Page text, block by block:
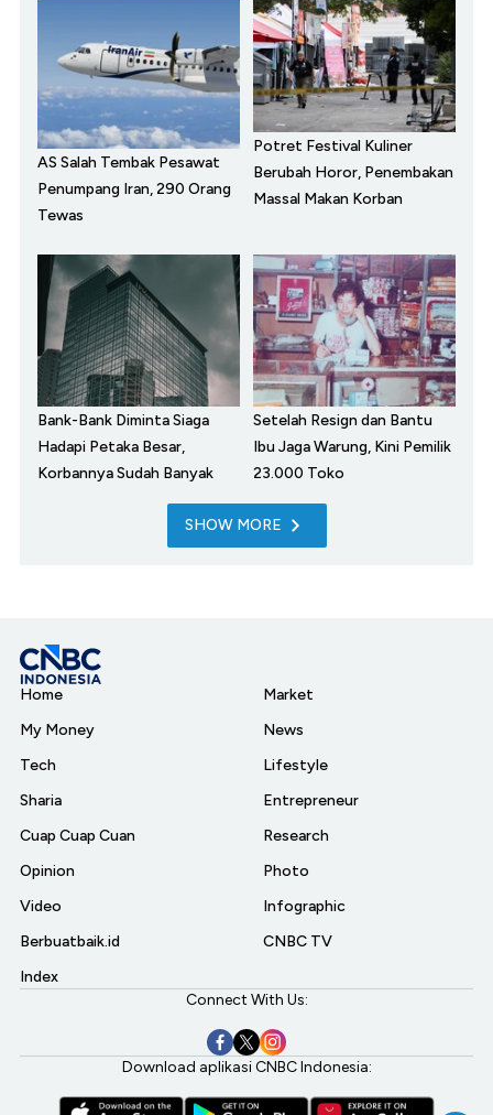
AS Salah Tembak Pesawat
Penumpang Iran, 290 Orang
Tewas
Potret Festival Kuliner
Berubah Horor, Penembakan
Massal Makan Korban
Bank-Bank Diminta Siaga
Hadapi Petaka Besar,
Korbannya Sudah Banyak
Setelah Resign dan Bantu
Ibu Jaga Warung, Kini Pemilik
23.000 Toko
SHOW MORE
Home
My Money
Tech
Sharia
Cuap Cuap Cuan
Opinion
Video
Berbuatbaik.id
Index
Market
News
Lifestyle
Entrepreneur
Research
Photo
Infographic
CNBC TV
Connect With Us:
Download aplikasi CNBC Indonesia: